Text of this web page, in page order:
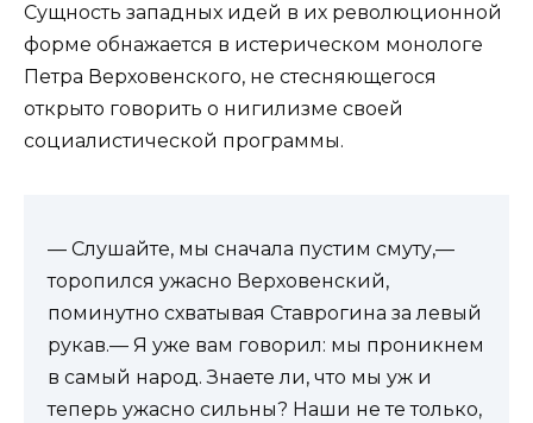
Сущность западных идей в их революционной
форме обнажается в истерическом монологе
Петра Верховенского, не стесняющегося
открыто говорить о нигилизме своей
социалистической программы.
— Слушайте, мы сначала пустим смуту,—
торопился ужасно Верховенский,
поминутно схватывая Ставрогина за левый
рукав.— Я уже вам говорил: мы проникнем
в самый народ. Знаете ли, что мы уж и
теперь ужасно сильны? Наши не те только,